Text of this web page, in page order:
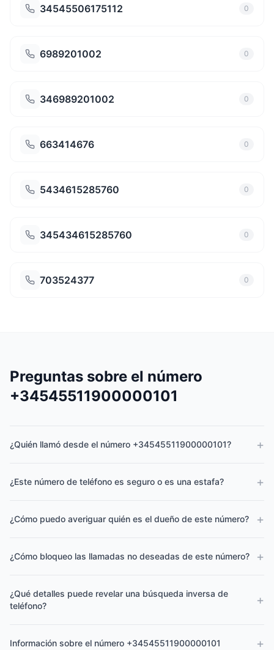
34545506175112 0
6989201002 0
346989201002 0
663414676 0
5434615285760 0
345434615285760 0
703524377 0
Preguntas sobre el número
+34545511900000101
¿Quién llamó desde el número +34545511900000101? +
¿Este número de teléfono es seguro o es una estafa? +
¿Cómo puedo averiguar quién es el dueño de este número? +
¿Cómo bloqueo las llamadas no deseadas de este número? +
¿Qué detalles puede revelar una búsqueda inversa de
teléfono?
+
Información sobre el número +34545511900000101 +